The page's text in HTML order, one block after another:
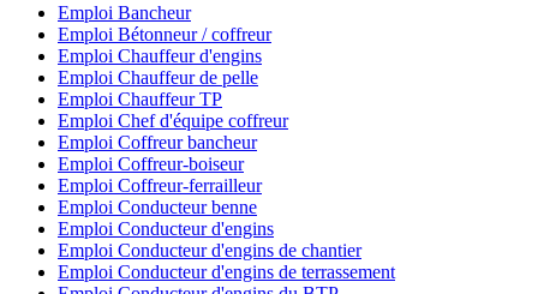
Emploi Bancheur
Emploi Bétonneur / coffreur
Emploi Chauffeur d'engins
Emploi Chauffeur de pelle
Emploi Chauffeur TP
Emploi Chef d'équipe coffreur
Emploi Coffreur bancheur
Emploi Coffreur-boiseur
Emploi Coffreur-ferrailleur
Emploi Conducteur benne
Emploi Conducteur d'engins
Emploi Conducteur d'engins de chantier
Emploi Conducteur d'engins de terrassement